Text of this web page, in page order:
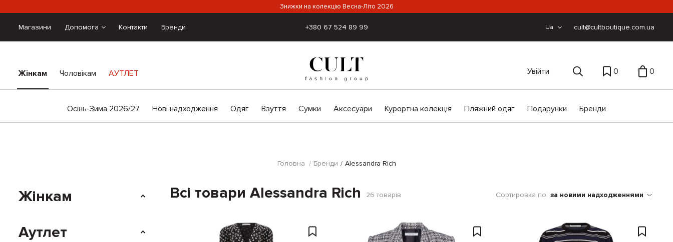
Знижки на колекцію Весна-Літо 2026
Магазини Допомога Контакти Бренди +380 67 524 89 99 Ua cult@cultboutique.com.ua
Жінкам
Осінь-Зима 2026/27 Нові надходження Одяг Взуття Сумки Аксесуари Курортна колекція Пляжний одяг Подарунки Бренди
Чоловікам АУТЛЕТ Увійти 0 0
Головна Бренди Alessandra Rich
Жінкам
Аутлет
Всі товари Alessandra Rich 26 товарів Сортировка по: за новими надходженнями